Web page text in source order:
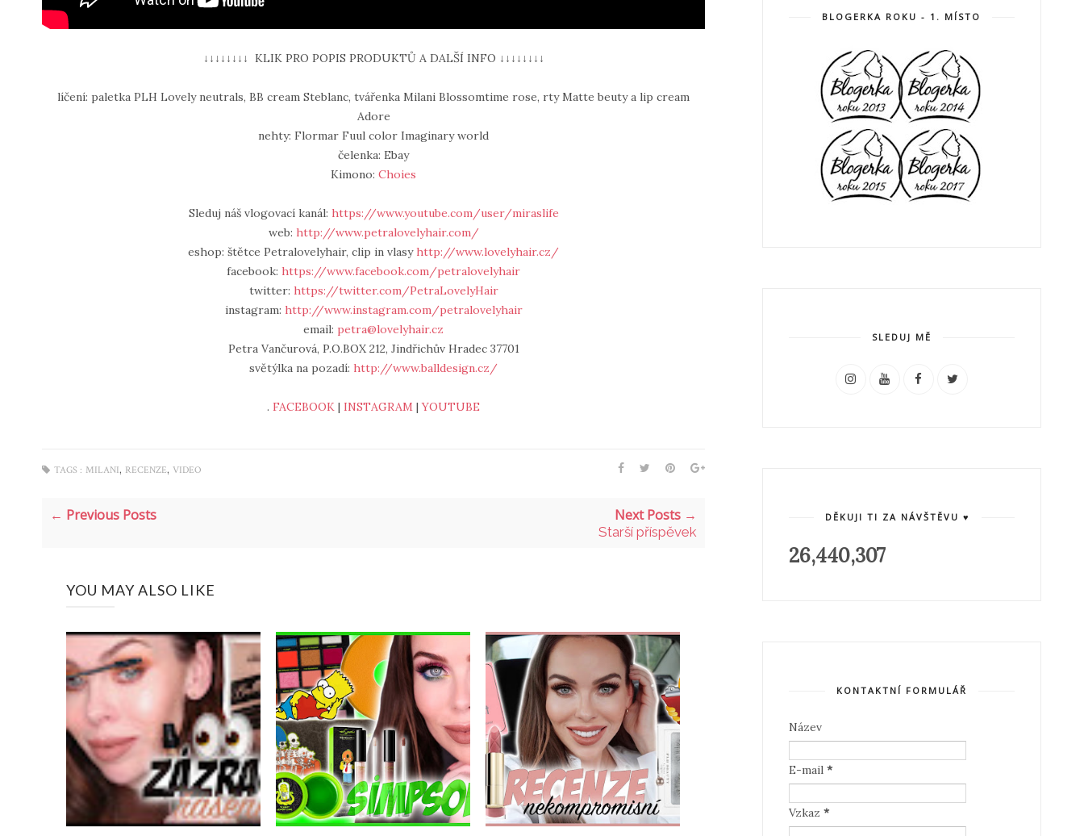
↓↓↓↓↓↓↓↓ KLIK PRO POPIS PRODUKTŮ A DALŠÍ INFO ↓↓↓↓↓↓↓↓
líčení: paletka PLH Lovely neutrals, BB cream Steblanc, tvářenka Milani Blossomtime rose, rty Matte beuty a lip cream
Adore
nehty: Flormar Fuul color Imaginary world
čelenka: Ebay
Kimono:Choies
Sleduj náš vlogovací kanál: https://www.youtube.com/user/miraslife
web: http://www.petralovelyhair.com/
eshop: štětce Petralovelyhair, clip in vlasyhttp://www.lovelyhair.cz/
facebook:https://www.facebook.com/petralovelyhair
twitter: https://twitter.com/PetraLovelyHair
instagram: http://www.instagram.com/petralovelyhair
email: petra@lovelyhair.cz
Petra Vančurová, P.O.BOX 212, Jindřichův Hradec 37701
světýlka na pozadí:http://www.balldesign.cz/
.FACEBOOK |INSTAGRAM |YOUTUBE
TAGS : MILANI, RECENZE, VIDEO
← Previous Posts Next Posts →
Starší příspěvek
YOU MAY ALSO LIKE
BLOGERKA ROKU - 1. MÍSTO
SLEDUJ MĚ
DĚKUJI TI ZA NÁVŠTĚVU ♥
26,440,307
KONTAKTNÍ FORMULÁŘ
Název
E-mail *
Vzkaz *